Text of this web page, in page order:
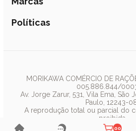
Lista de Desejos
Coleiras
Nexgard
Pedigree
Whiskas
Dog Chow
Royal Canin
Políticas
MORIKAWA COMÉRCIO DE
005.886.844/
Av. Jorge Zarur, 531, Vila Ema, São
Paulo, 12243-
A reprodução total ou parcial do
proibida.
Polipet ® 2019 - 2025 - Todos
00